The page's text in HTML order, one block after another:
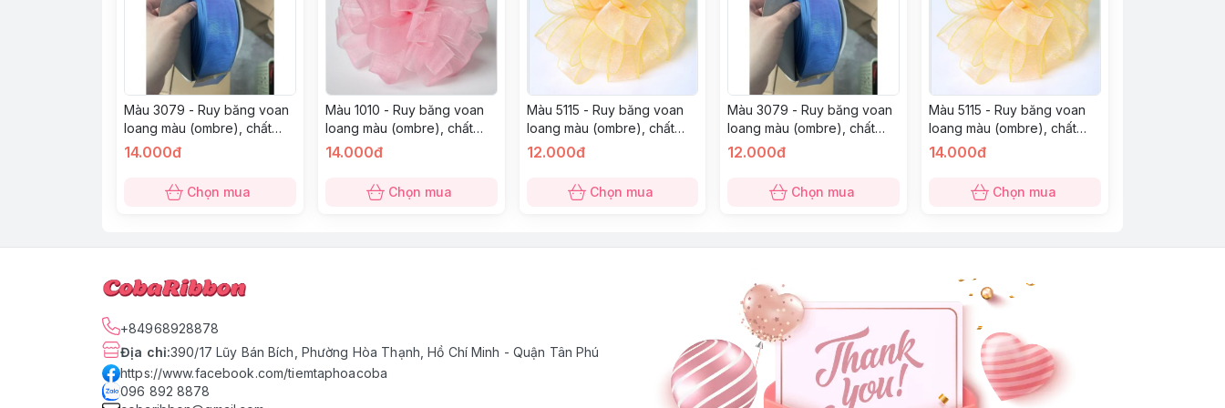
Màu 3079 - Ruy băng voan
loang màu (ombre), chất
nhũ lấp lánh ánh kim, nhiều
14.000đ
Chọn mua
Màu 1010 - Ruy băng voan
loang màu (ombre), chất
nhũ lấp lánh ánh kim, nhiều
14.000đ
Chọn mua
Màu 5115 - Ruy băng voan
loang màu (ombre), chất
nhũ lấp lánh ánh kim, nhiều
12.000đ
Chọn mua
Màu 3079 - Ruy băng voan
loang màu (ombre), chất
nhũ lấp lánh ánh kim, nhiều
12.000đ
Chọn mua
Màu 5115 - Ruy băng voan
loang màu (ombre), chất
nhũ lấp lánh ánh kim, nhiều
14.000đ
Chọn mua
+84968928878
Địa chỉ:390/17 Lũy Bán Bích, Phường Hòa Thạnh, Hồ Chí Minh - Quận Tân Phú
https://www.facebook.com/tiemtaphoacoba
096 892 8878